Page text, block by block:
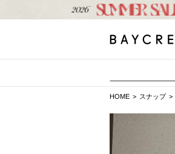
HOME スナップ